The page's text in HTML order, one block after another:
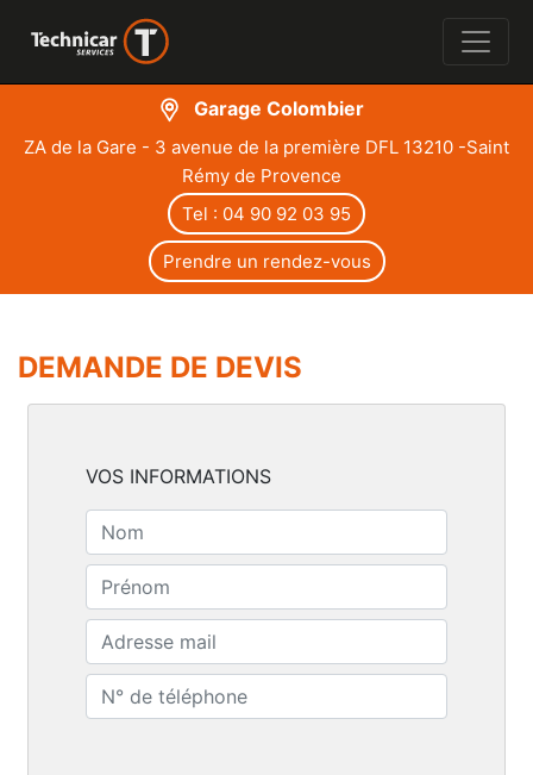
Garage Colombier
ZA de la Gare - 3 avenue de la première DFL 13210 -Saint
Rémy de Provence
Tel : 04 90 92 03 95
Prendre un rendez-vous
DEMANDE DE DEVIS
VOS INFORMATIONS